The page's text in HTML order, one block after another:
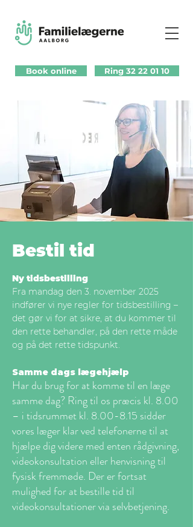
Ring 32 22 01 10
Book online
Bestil tid
Ny tidsbestilling
Fra mandag den 3. november 2025
indfører vi nye regler for tidsbestilling –
det gør vi for at sikre, at du kommer til
den rette behandler, på den rette måde
og på det rette tidspunkt.
Samme dags lægehjælp
Har du brug for at komme til en læge
samme dag? Ring til os præcis kl. 8.00
– i tidsrummet kl. 8.00-8.15 sidder
vores læger klar ved telefonerne til at
hjælpe dig videre med enten rådgivning,
videokonsultation eller henvisning til
fysisk fremmøde. Der er fortsat
mulighed for at bestille tid til
videokonsultationer via selvbetjening.